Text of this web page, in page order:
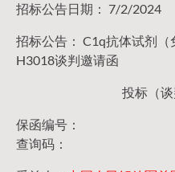
招标公告日期： 7/2/2024
招标公告： C1q抗体试剂
H3018谈判邀请函
投标（
保函编号：
查询码：